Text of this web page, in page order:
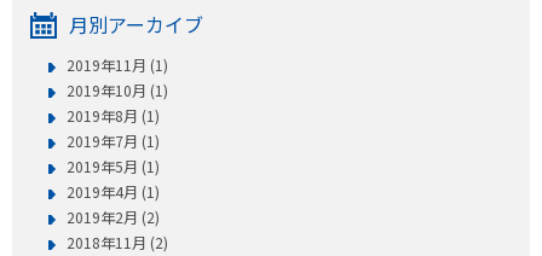
月別アーカイブ
2019年11月 (1)
2019年10月 (1)
2019年8月 (1)
2019年7月 (1)
2019年5月 (1)
2019年4月 (1)
2019年2月 (2)
2018年11月 (2)